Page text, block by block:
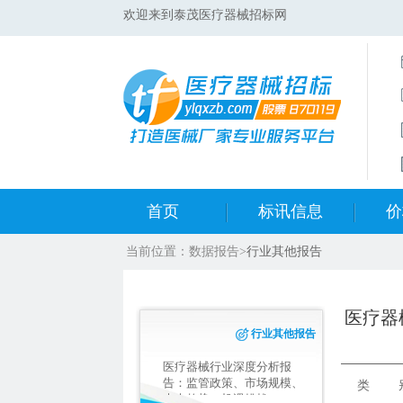
欢迎来到泰茂医疗器械招标网
首页 标讯信息
集采标讯动态
集采标讯项目
医院标讯动态
开
当前位置： 数据报告>行业其他报告
行业其他报告
医疗器械行业深度分析报
告：监管政策、市场规模、
未来趋势、机遇挑战
医疗
类